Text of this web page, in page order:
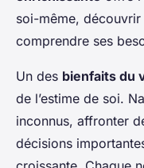
soi-même,
comprendre ses
Un des bienfaits du
de l’estime de soi.
inconnus, affronter
décisions